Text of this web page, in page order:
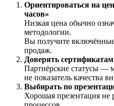
Ориентироваться на
часов»
Низкая цена обычно
методологии.
Вы получите
продаж.
Доверять
Партнёрские статусы —
не показатель качества
Выбирать по
Хорошая презентация не